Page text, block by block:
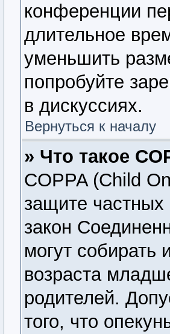
конференции
длительное
уменьшить
попробуйте
в дискуссиях.
Вернуться к началу
» Что такое
COPPA (Child
защите частных
закон
могут
возраста
родителей.
того, что